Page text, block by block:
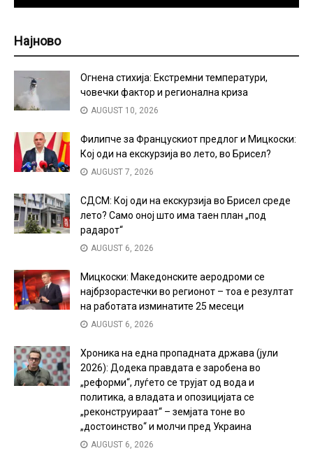
Најново
Огнена стихија: Екстремни температури,
човечки фактор и регионална криза
AUGUST 10, 2026
Филипче за Францускиот предлог и Мицкоски:
Кој оди на екскурзија во лето, во Брисел?
AUGUST 7, 2026
СДСМ: Кој оди на екскурзија во Брисел среде
лето? Само оној што има таен план „под
радарот“
AUGUST 6, 2026
Мицкоски: Македонските аеродроми се
најбрзорастечки во регионот – тоа е резултат
на работата изминатите 25 месеци
AUGUST 6, 2026
Хроника на една пропадната држава (јули
2026): Додека правдата е заробена во
„реформи“, луѓето се трујат од вода и
политика, а владата и опозицијата се
„реконструираат“ – земјата тоне во
„достоинство“ и молчи пред Украина
AUGUST 6, 2026